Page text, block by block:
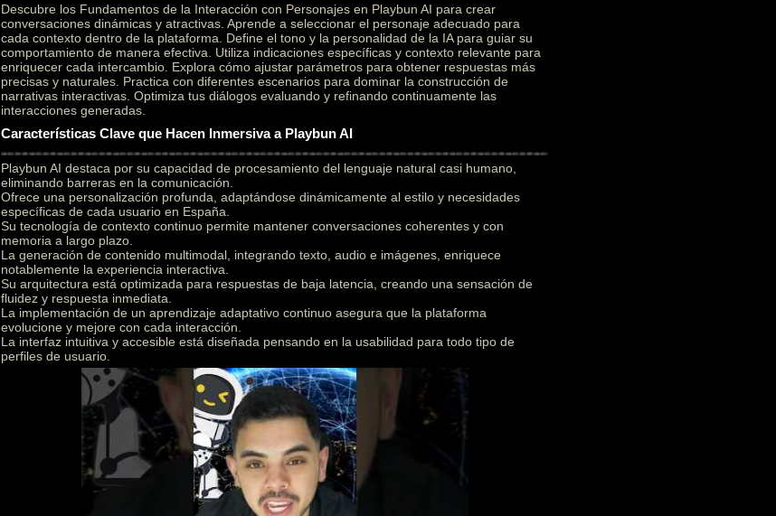
Descubre los Fundamentos de la Interacción con Personajes en Playbun AI para crear
conversaciones dinámicas y atractivas. Aprende a seleccionar el personaje adecuado para
cada contexto dentro de la plataforma. Define el tono y la personalidad de la IA para guiar su
comportamiento de manera efectiva. Utiliza indicaciones específicas y contexto relevante para
enriquecer cada intercambio. Explora cómo ajustar parámetros para obtener respuestas más
precisas y naturales. Practica con diferentes escenarios para dominar la construcción de
narrativas interactivas. Optimiza tus diálogos evaluando y refinando continuamente las
interacciones generadas.
Características Clave que Hacen Inmersiva a Playbun AI
Playbun AI destaca por su capacidad de procesamiento del lenguaje natural casi humano,
eliminando barreras en la comunicación.
Ofrece una personalización profunda, adaptándose dinámicamente al estilo y necesidades
específicas de cada usuario en España.
Su tecnología de contexto continuo permite mantener conversaciones coherentes y con
memoria a largo plazo.
La generación de contenido multimodal, integrando texto, audio e imágenes, enriquece
notablemente la experiencia interactiva.
Su arquitectura está optimizada para respuestas de baja latencia, creando una sensación de
fluidez y respuesta inmediata.
La implementación de un aprendizaje adaptativo continuo asegura que la plataforma
evolucione y mejore con cada interacción.
La interfaz intuitiva y accesible está diseñada pensando en la usabilidad para todo tipo de
perfiles de usuario.